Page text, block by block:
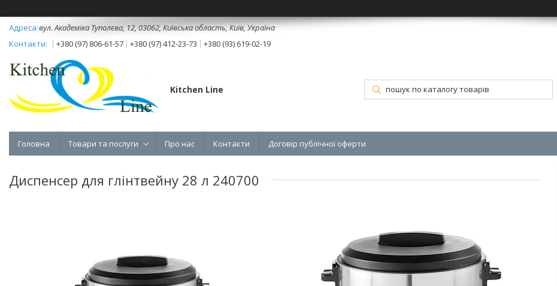
вул. Академіка Туполєва, 12, 03062, Київська область, Київ, Україна
+380 (97) 806-61-57
+380 (97) 412-23-73 +380 (93) 619-02-19
Kitchen Line
Головна Товари та послуги Про нас Контакти Договір публічної оферти
Диспенсер для глінтвейну 28 л 240700